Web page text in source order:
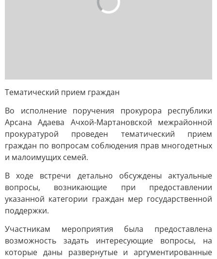
Тематический прием граждан
Во исполнение поручения прокурора республики
Арсана Адаева Ачхой-Мартановской межрайонной
прокуратурой проведен тематический прием
граждан по вопросам соблюдения прав многодетных
и малоимущих семей.
В ходе встречи детально обсуждены актуальные
вопросы, возникающие при предоставлении
указанной категории граждан мер государственной
поддержки.
Участникам мероприятия была предоставлена
возможность задать интересующие вопросы, на
которые даны развернутые и аргументированные